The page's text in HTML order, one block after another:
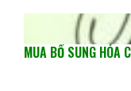
MUA BỔ SUNG HÓA